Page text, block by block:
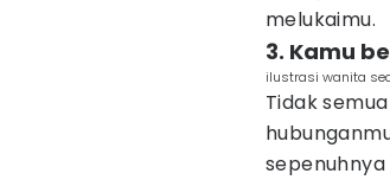
melukaimu.
3. Kamu
ilustrasi wanita
Tidak